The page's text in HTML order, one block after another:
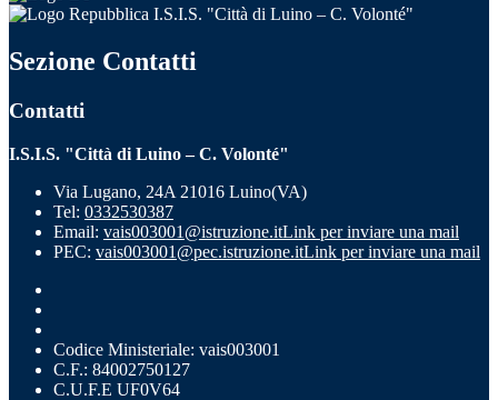
I.S.I.S. "Città di Luino – C. Volonté"
Sezione Contatti
Contatti
I.S.I.S. "Città di Luino – C. Volonté"
Via Lugano, 24A 21016 Luino(VA)
Tel: 0332530387
Email: vais003001@istruzione.itLink per inviare una mail
PEC: vais003001@pec.istruzione.itLink per inviare una mail
Codice Ministeriale: vais003001
C.F.: 84002750127
C.U.F.E UF0V64